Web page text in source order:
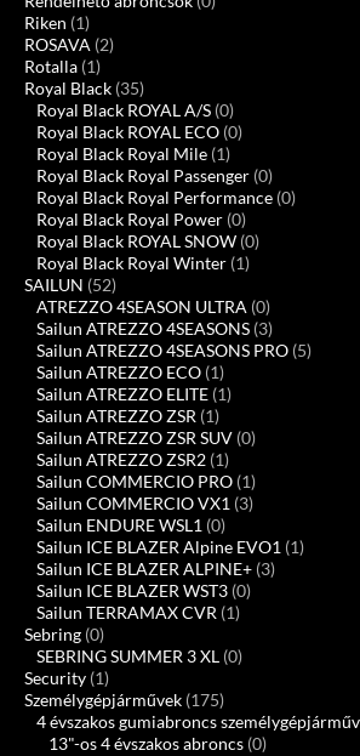
Riken (1)
ROSAVA (2)
Rotalla (1)
Royal Black (35)
Royal Black ROYAL A/S (0)
Royal Black ROYAL ECO (0)
Royal Black Royal Mile (1)
Royal Black Royal Passenger (0)
Royal Black Royal Performance (0)
Royal Black Royal Power (0)
Royal Black ROYAL SNOW (0)
Royal Black Royal Winter (1)
SAILUN (52)
ATREZZO 4SEASON ULTRA (0)
Sailun ATREZZO 4SEASONS (3)
Sailun ATREZZO 4SEASONS PRO (5)
Sailun ATREZZO ECO (1)
Sailun ATREZZO ELITE (1)
Sailun ATREZZO ZSR (1)
Sailun ATREZZO ZSR SUV (0)
Sailun ATREZZO ZSR2 (1)
Sailun COMMERCIO PRO (1)
Sailun COMMERCIO VX1 (3)
Sailun ENDURE WSL1 (0)
Sailun ICE BLAZER Alpine EVO1 (1)
Sailun ICE BLAZER ALPINE+ (3)
Sailun ICE BLAZER WST3 (0)
Sailun TERRAMAX CVR (1)
Sebring (0)
SEBRING SUMMER 3 XL (0)
Security (1)
Személygépjárművek (175)
4 évszakos gumiabroncs
13"-os 4 évszakos abroncs (0)